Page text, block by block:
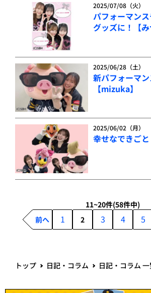
2025/07/08（火）
パフォーマン
グッズに！【み
2025/06/28（土）
新パフォーマ
【mizuka】
2025/06/02（月）
幸せなできごと
11~20件(58件中)
前へ
1 2 3 4 5
トップ 日記・コラム 日記・コラム